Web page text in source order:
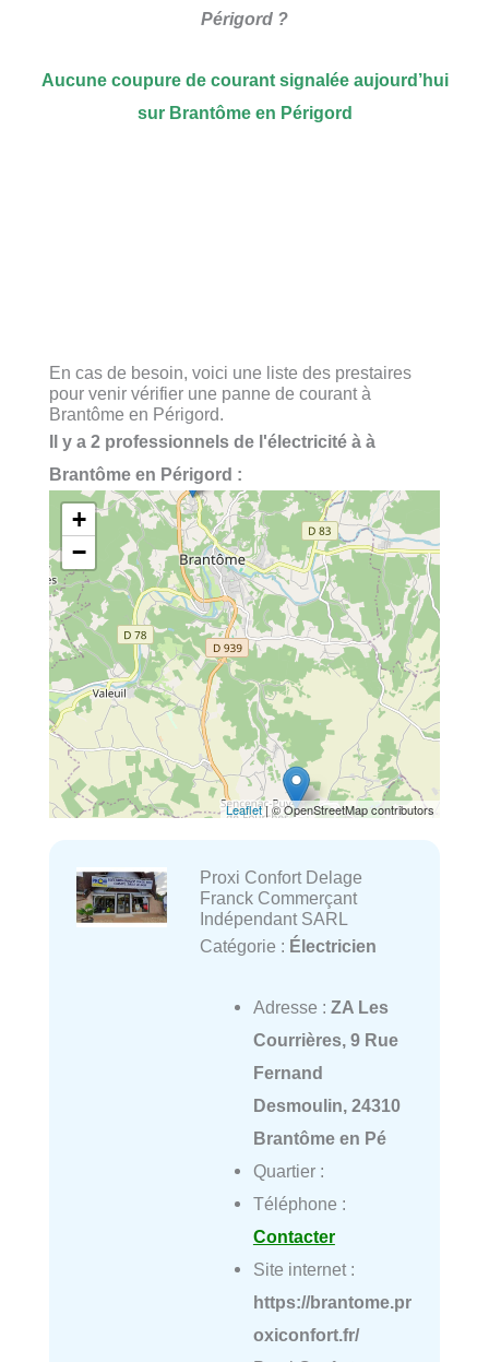
Périgord ?
Aucune coupure de courant signalée aujourd’hui
sur Brantôme en Périgord
En cas de besoin, voici une liste des prestaires
pour venir vérifier une panne de courant à
Brantôme en Périgord.
Il y a 2 professionnels de l'électricité à à
Brantôme en Périgord :
+
−
Leaflet| © OpenStreetMap contributors
Proxi Confort Delage
Franck Commerçant
Indépendant SARL
Catégorie : Électricien
Adresse : ZA Les
Courrières, 9 Rue
Fernand
Desmoulin, 24310
Brantôme en Pé
Quartier :
Téléphone :
Contacter
Site internet :
https://brantome.pr
oxiconfort.fr/